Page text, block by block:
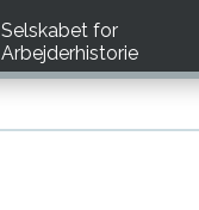
Selskabet for
Arbejderhistorie